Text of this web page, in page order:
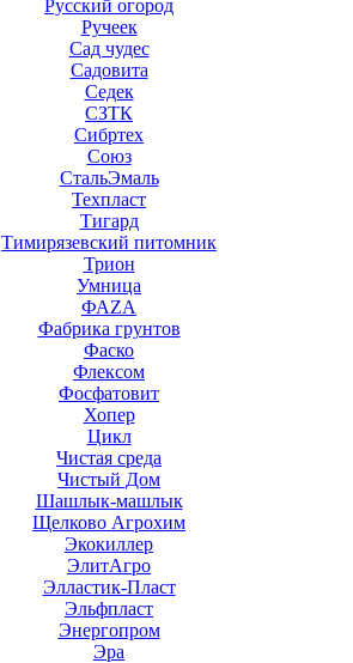
Русский огород
Ручеек
Сад чудес
Садовита
Седек
СЗТК
Сибртех
Союз
СтальЭмаль
Техпласт
Тигард
Тимирязевский питомник
Трион
Умница
ФАZА
Фабрика грунтов
Фаско
Флексом
Фосфатовит
Хопер
Цикл
Чистая среда
Чистый Дом
Шашлык-машлык
Щелково Агрохим
Экокиллер
ЭлитАгро
Элластик-Пласт
Эльфпласт
Энергопром
Эра